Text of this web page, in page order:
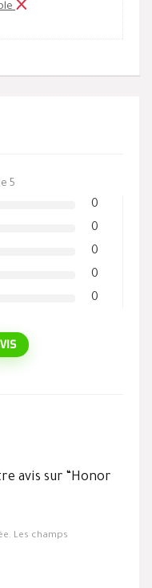
5
0
0
0
0
0
avis sur “Honor
Les champs